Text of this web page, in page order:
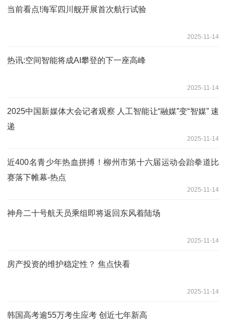
当前看点!海军四川舰开展首次航行试验
2025-11-14
热讯:空间智能将成AI攀登的下一座高峰
2025-11-14
2025中国新媒体大会记者观察 人工智能让“融媒”变“智媒” 速
递
2025-11-14
近400名青少年热血拼搏！柳州市第十六届运动会跆拳道比
赛落下帷幕-热点
2025-11-14
神舟二十号航天员乘组即将返回东风着陆场
2025-11-14
房产投资的维护稳定性？ 焦点快看
2025-11-14
韩国高考逾55万考生应考 创近七年新高